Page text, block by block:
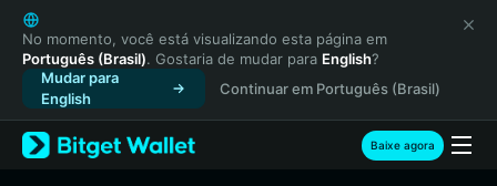
English
日本語
Tiếng Việt
Русский
Español (Latinoamérica)
Türkçe
No momento, você está visualizando esta página em
Português (Brasil). Gostaria de mudar para English?
Mudar para
English
Continuar em Português (Brasil)
Baixe agora